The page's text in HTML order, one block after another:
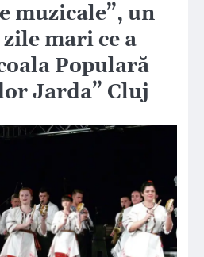
muzicale”, un
mari ce a
Populară
Jarda” Cluj